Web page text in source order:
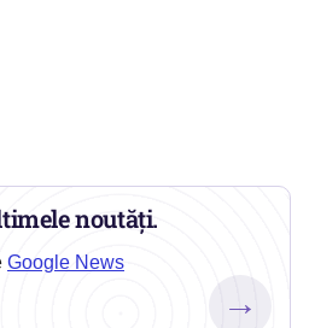
noutăți.
Google News
→